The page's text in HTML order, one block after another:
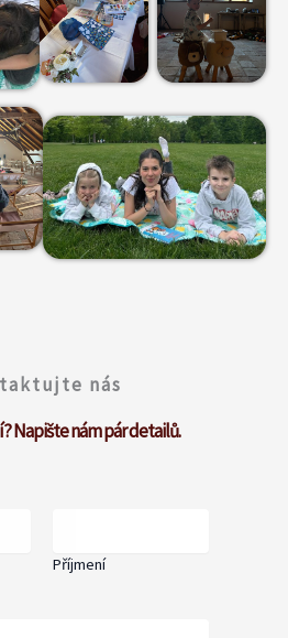
nás
Napište nám pár detailů.
Příjmení